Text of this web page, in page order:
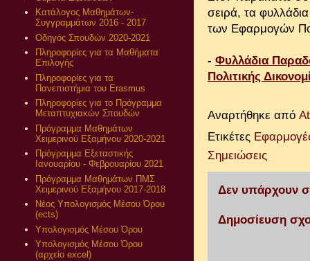
σειρά, τα
των Εφαρμογών
- Φυλλάδια
Πολιτικής
Αναρτήθηκε από
Ετικέτες
Σημειώσεις
Δεν υπάρχουν
Δημοσίευση
Κατάλογος Μαθημάτων-
Συγγραμμάτων 2016 - 2017
Οδηγός Σπουδών 2020-2021
Πληροφορίες για τα Μαθήματα
Επιλογής
Πληροφορίες για τα
Πανεπιστήμια του Erasmus
Πληροφορίες για το Πρόγραμμα
Μεταπτυχιακών Σπουδών
Πρόγραμμα Μαθημάτων
Χειμερινού Εξαμήνου 2020-2021
Πρόγραμμα Εξεταστικής
Ιανουαρίου - Φεβρουαρίου 2021
Πρόγραμμα Μαθημάτων ΠΜΣ
Χειμερινού Εξαμήνου 2017-2018
Νέος Υπολογισμός Μέσου Όρου
(ects)
Υπολογισμός Μέσου Όρου
Υπολογισμός Μέσου Όρου
(αρχείο excel)